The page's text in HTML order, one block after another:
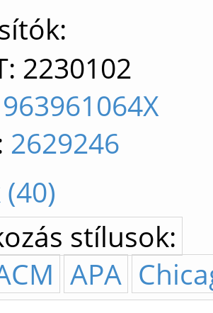
2230102
963961064X
2629246
stílusok:
APA